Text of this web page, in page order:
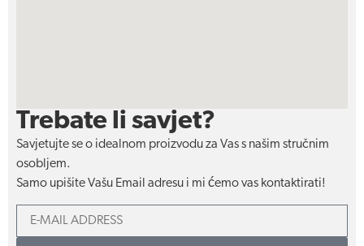
Trebate li savjet?
Savjetujte se o idealnom proizvodu za Vas s našim stručnim
osobljem.
Samo upišite Vašu Email adresu i mi ćemo vas kontaktirati!